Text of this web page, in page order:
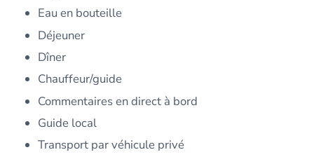
Eau en bouteille
Déjeuner
Dîner
Chauffeur/guide
Commentaires en direct à bord
Guide local
Transport par véhicule privé